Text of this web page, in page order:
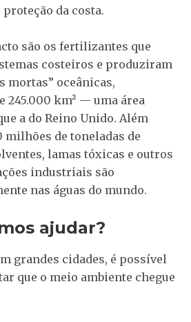
da costa.
são os fertilizantes que
costeiros e produziram
mortas” oceânicas,
245.000 km² — uma área
a do Reino Unido. Além
milhões de toneladas de
lamas tóxicas e outros
industriais são
nas águas do mundo.
ajudar?
grandes cidades, é possível
que o meio ambiente chegue